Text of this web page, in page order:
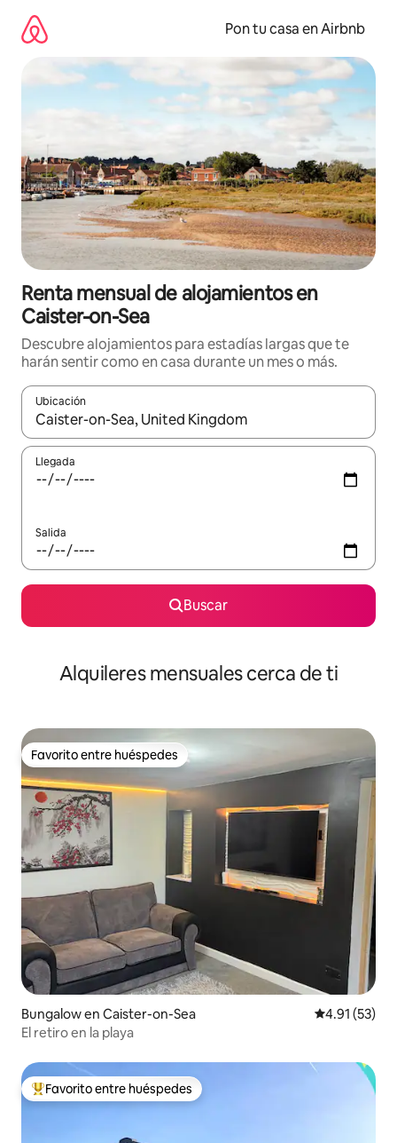
contenido
Pon tu casa en Airbnb
Renta mensual de alojamientos en
Caister-on-Sea
Descubre alojamientos para estadías largas que te
harán sentir como en casa durante un mes o más.
Ubicación
Cuando los resultados estén disponibles, navega con las
Llegada
Salida
Buscar
Alquileres mensuales cerca de ti
Favorito entre huéspedes
Favorito entre huéspedes
Bungalow en Caister-on-Sea Calificación
4.91 (53)
El retiro en la playa
Favorito entre huéspedes preferido
Favorito entre huéspedes